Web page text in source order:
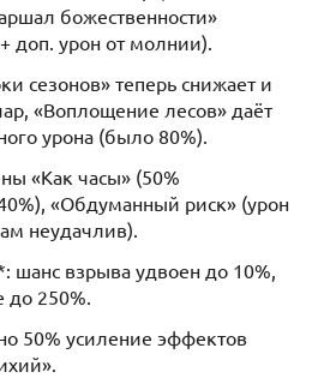
божественности»
доп. урон от молнии).
сезонов» теперь снижает и
«Воплощение лесов» даёт
урона (было 80%).
«Как часы» (50%
«Обдуманный риск» (урон
неудачлив).
взрыва удвоен до 10%,
до 250%.
50% усиление эффектов